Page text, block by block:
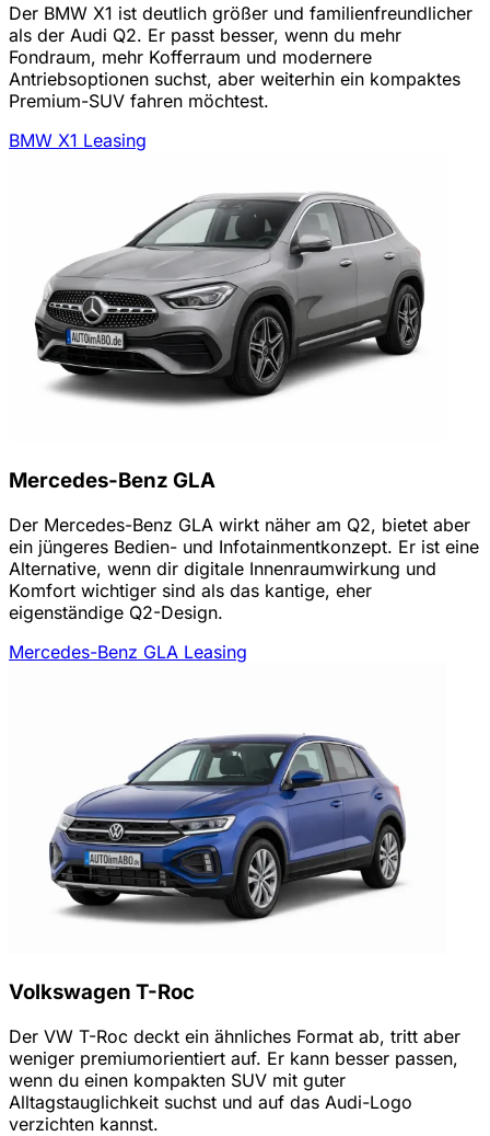
Der BMW X1 ist deutlich größer und familienfreundlicher
als der Audi Q2. Er passt besser, wenn du mehr
Fondraum, mehr Kofferraum und modernere
Antriebsoptionen suchst, aber weiterhin ein kompaktes
Premium-SUV fahren möchtest.
BMW X1 Leasing
Mercedes-Benz GLA
Der Mercedes-Benz GLA wirkt näher am Q2, bietet aber
ein jüngeres Bedien- und Infotainmentkonzept. Er ist eine
Alternative, wenn dir digitale Innenraumwirkung und
Komfort wichtiger sind als das kantige, eher
eigenständige Q2-Design.
Mercedes-Benz GLA Leasing
Volkswagen T-Roc
Der VW T-Roc deckt ein ähnliches Format ab, tritt aber
weniger premiumorientiert auf. Er kann besser passen,
wenn du einen kompakten SUV mit guter
Alltagstauglichkeit suchst und auf das Audi-Logo
verzichten kannst.